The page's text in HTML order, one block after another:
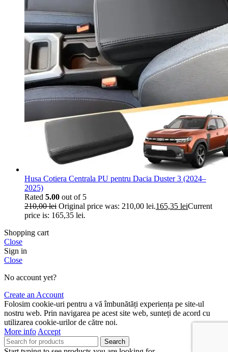
Husa Cotiera Centrala PU pentru Dacia Duster 3 (2024–
2025)
Rated 5.00 out of 5
210,00lei Original price was: 210,00 lei.165,35 leiCurrent
price is: 165,35 lei.
Shopping cart
Close
Sign in
Close
No account yet?
Create an Account
Folosim cookie-uri pentru a vă îmbunătăți experiența pe site-ul
nostru web. Prin navigarea pe acest site web, sunteți de acord cu
utilizarea cookie-urilor de către noi.
More info Accept
Search